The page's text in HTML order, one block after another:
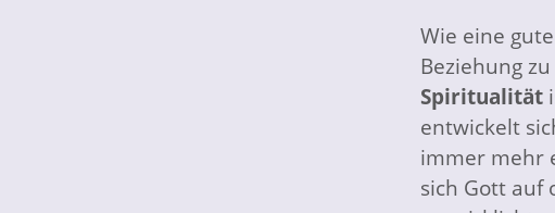
Wie eine
Beziehung
Spiritualität
entwickelt
immer mehr
sich Gott auf